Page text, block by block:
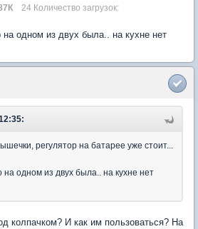
24 Количество загрузок:
одном из двух была.. на кухне нет
регулятор на батарее уже стоит...
одном из двух была.. на кухне нет
колпачком? И как им пользоваться? На